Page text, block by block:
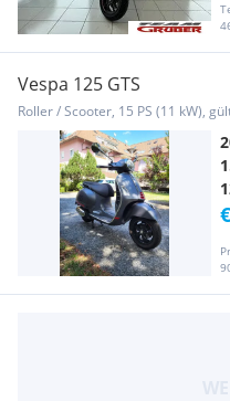
Vespa 125 GTS
Roller / Scooter, 15 PS (11 kW),